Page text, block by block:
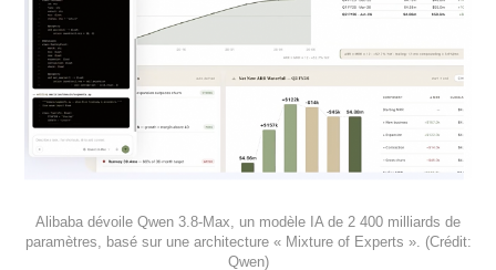
Alibaba dévoile Qwen 3.8-Max, un modèle IA de 2 400 milliards de
paramètres, basé sur une architecture « Mixture of Experts ». (Crédit:
Qwen)